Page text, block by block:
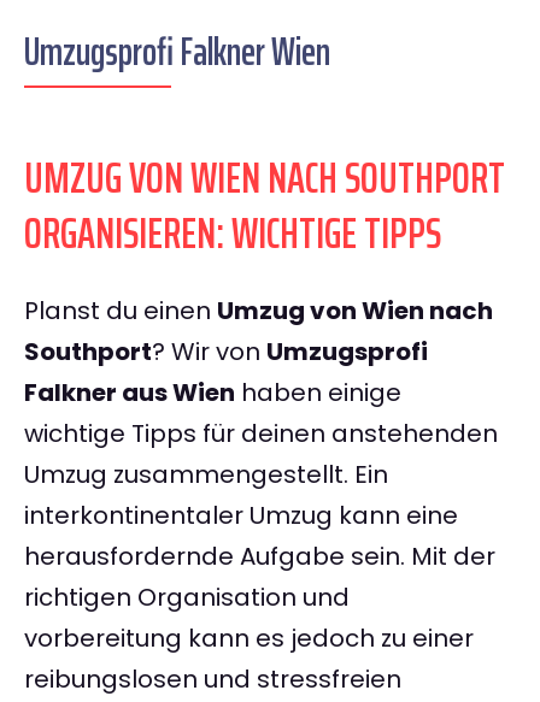
Umzugsprofi Falkner Wien
UMZUG VON WIEN NACH SOUTHPORT
ORGANISIEREN: WICHTIGE TIPPS
Planst du einen Umzug von Wien nach
Southport? Wir von Umzugsprofi
Falkner aus Wien haben einige
wichtige Tipps für deinen anstehenden
Umzug zusammengestellt. Ein
interkontinentaler Umzug kann eine
herausfordernde Aufgabe sein. Mit der
richtigen Organisation und
vorbereitung kann es jedoch zu einer
reibungslosen und stressfreien